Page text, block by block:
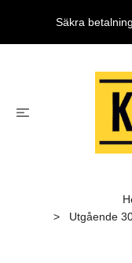
Säkra
Utgående